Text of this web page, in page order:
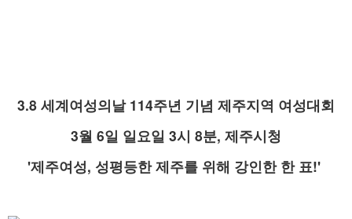
3.8 세계여성의날 114주년 기념 제주지역 여성대회
3월 6일 일요일 3시 8분, 제주시청
'제주여성, 성평등한 제주를 위해 강인한 한 표!'